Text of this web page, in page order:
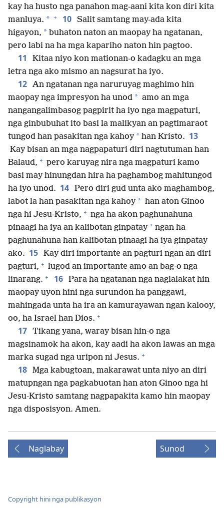
kay ha husto nga panahon mag-aani kita kon diri kita
manluya. * + 10 Salit samtang may-ada kita
higayon, * buhaton naton an maopay ha ngatanan,
pero labi na ha mga kapariho naton hin pagtoo.
11
Kitaa niyo kon mationan-o kadagku an mga
letra nga ako mismo an nagsurat ha iyo.
12 An ngatanan nga naruruyag maghimo hin
maopay nga impresyon ha unod * amo an mga
nangangalimbasog pagpirit ha iyo nga magpaturi,
nga ginbubuhat ito basi la malikyan an pagtimaraot
tungod han pasakitan nga kahoy * han Kristo. 13
Kay bisan an mga nagpapaturi diri nagtutuman han
Balaud, + pero karuyag nira nga magpaturi kamo
basi may hinungdan hira ha paghambog mahitungod
ha iyo unod. 14 Pero diri gud unta ako maghambog,
labot la han pasakitan nga kahoy * han aton Ginoo
nga hi Jesu-Kristo, + nga ha akon paghunahuna
pinaagi ha iya an kalibotan ginpatay * ngan ha
paghunahuna han kalibotan pinaagi ha iya ginpatay
ako. 15 Kay diri importante an pagturi ngan an diri
pagturi, + lugod an importante amo an bag-o nga
linarang. + 16 Para ha ngatanan nga naglalakat hin
maopay uyon hini nga surundon ha panggawi,
mahingada unta ha ira an kamurayawan ngan kalooy,
oo, ha Israel han Dios. +
17 Tikang yana, waray bisan hin-o nga
magsinamok ha akon, kay aadi ha akon lawas an mga
marka sugad nga uripon ni Jesus. +
18 Mga kabugtoan, makarawat unta niyo an diri
matupngan nga pagkabuotan han aton Ginoo nga hi
Jesu-Kristo samtang nagpapakita kamo hin maopay
nga disposisyon. Amen.
Naglabay Sunod
Copyright hini nga publikasyon